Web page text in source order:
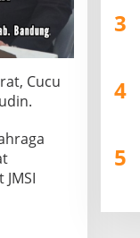
Cucu
3
4
5